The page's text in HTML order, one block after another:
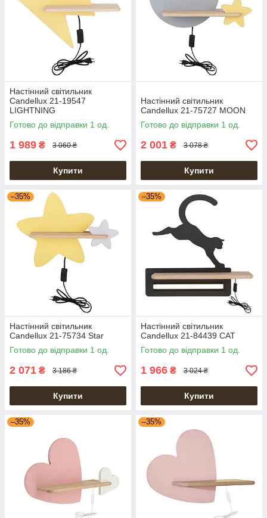
Настінний світильник
Candellux 21-19547
LIGHTNING
Готово до відправки 1 од.
1 989 ₴ 3 060 ₴
Купити
Настінний світильник
Candellux 21-75727 MOON
Готово до відправки 1 од.
2 001 ₴ 3 078 ₴
Купити
–35%
Настінний світильник
Candellux 21-75734 Star
Готово до відправки 1 од.
2 071 ₴ 3 186 ₴
Купити
–35%
Настінний світильник
Candellux 21-84439 CAT
Готово до відправки 1 од.
1 966 ₴ 3 024 ₴
Купити
–35% –35%